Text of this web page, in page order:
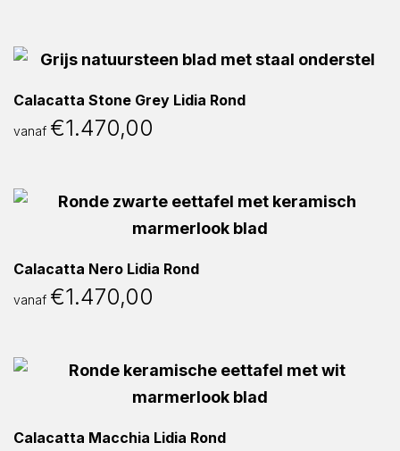
Calacatta Stone Grey Lidia Rond
vanaf €1.470,00
Calacatta Nero Lidia Rond
vanaf €1.470,00
Calacatta Macchia Lidia Rond